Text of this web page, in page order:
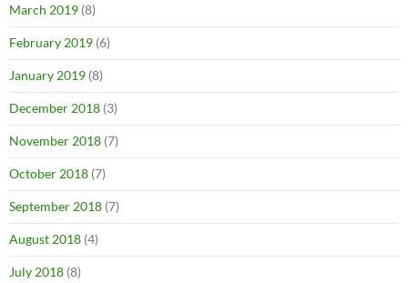
March 2019 (8)
February 2019 (6)
January 2019 (8)
December 2018 (3)
November 2018 (7)
October 2018 (7)
September 2018 (7)
August 2018 (4)
July 2018 (8)